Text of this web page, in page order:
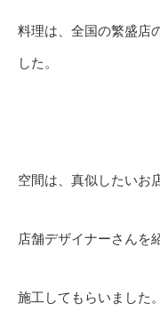
料理は、全国の繁盛店
した。
空間は、真似したいお
店舗デザイナーさんを
施工してもらいました。